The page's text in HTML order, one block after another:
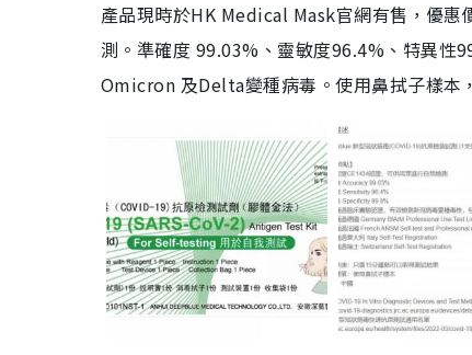
產品現時於HK Medical Mask官網有售，優
測。準確度 99.03%、靈敏度96.4%、特異性
Omicron 及Delta變種病毒。使用鼻拭子樣本